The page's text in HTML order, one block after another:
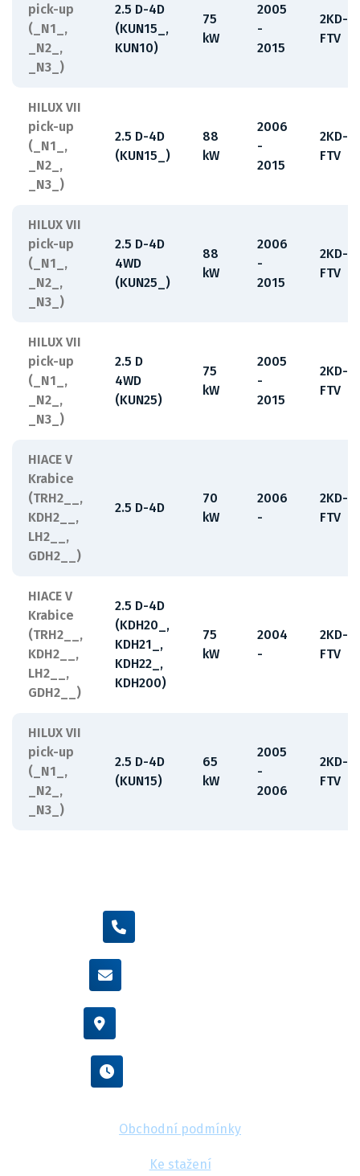
pick-up
(_N1_,
_N2_,
_N3_)
2.5 D-4D
(KUN15_,
KUN10)
75
kW
2005
-
2015
2KD-
FTV
HILUX VII
pick-up
(_N1_,
_N2_,
_N3_)
2.5 D-4D
(KUN15_)
88
kW
2006
-
2015
2KD-
FTV
HILUX VII
pick-up
(_N1_,
_N2_,
_N3_)
2.5 D-4D
4WD
(KUN25_)
88
kW
2006
-
2015
2KD-
FTV
HILUX VII
pick-up
(_N1_,
_N2_,
_N3_)
2.5 D
4WD
(KUN25)
75
kW
2005
-
2015
2KD-
FTV
HIACE V
Krabice
(TRH2__,
KDH2__,
LH2__,
GDH2__)
2.5 D-4D
70
kW
2006
-
2KD-
FTV
HIACE V
Krabice
(TRH2__,
KDH2__,
LH2__,
GDH2__)
2.5 D-4D
(KDH20_,
KDH21_,
KDH22_,
KDH200)
75
kW
2004
-
2KD-
FTV
HILUX VII
pick-up
(_N1_,
_N2_,
_N3_)
2.5 D-4D
(KUN15)
65
kW
2005
-
2006
2KD-
FTV
Obchodní podmínky
Ke stažení